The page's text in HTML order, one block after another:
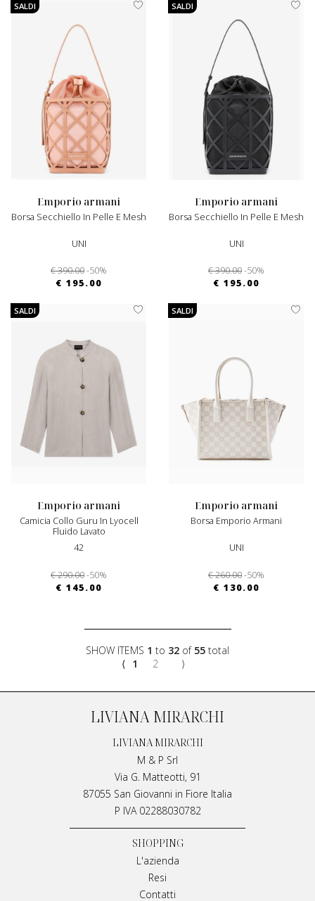
SALDI
emporio armani
Borsa Secchiello In Pelle E Mesh
UNI
€ 390.00-50%
€ 195.00
SALDI
emporio armani
Borsa Secchiello In Pelle E Mesh
UNI
€ 390.00-50%
€ 195.00
SALDI
emporio armani
Camicia Collo Guru In Lyocell
Fluido Lavato
42
€ 290.00-50%
€ 145.00
SALDI
emporio armani
Borsa Emporio Armani
UNI
€ 260.00-50%
€ 130.00
SHOW ITEMS 1 to 32 of 55 total
⟨
1 2 ⟩
LIVIANA MIRARCHI
LIVIANA MIRARCHI
M & P Srl
Via G. Matteotti, 91
87055 San Giovanni in Fiore Italia
P IVA 02288030782
SHOPPING
L'azienda
Resi
Contatti